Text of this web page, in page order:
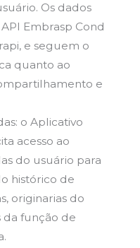
Os dados
Embrasp Cond
e seguem o
quanto ao
e
o Aplicativo
acesso ao
do usuário para
histórico de
originarias do
da função de